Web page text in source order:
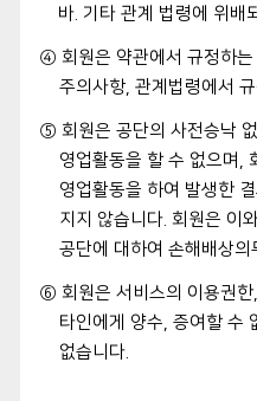
바. 기타 관계 법령에 위배
④ 회원은 약관에서 규정하는
주의사항, 관계법령에서
⑤ 회원은 공단의 사전승낙
영업활동을 할 수 없으며,
영업활동을 하여 발생한
지지 않습니다. 회원은 이
공단에 대하여 손해배상의
⑥ 회원은 서비스의 이용권
타인에게 양수, 증여할 수
없습니다.